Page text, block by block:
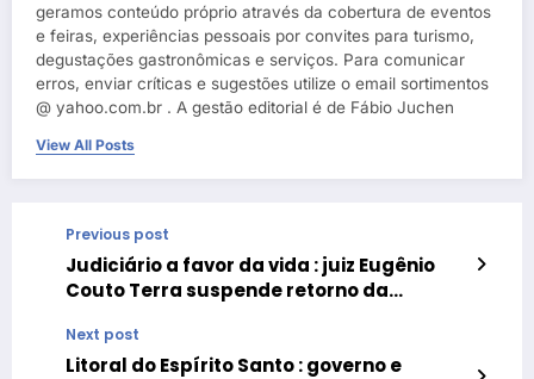
geramos conteúdo próprio através da cobertura de eventos
e feiras, experiências pessoais por convites para turismo,
degustações gastronômicas e serviços. Para comunicar
erros, enviar críticas e sugestões utilize o email sortimentos
@ yahoo.com.br . A gestão editorial é de Fábio Juchen
View All Posts
Previous post
Judiciário a favor da vida : juiz Eugênio
Couto Terra suspende retorno da
preta propostas pelo governo do Rio
Grande do Sul
Next post
Litoral do Espírito Santo : governo e